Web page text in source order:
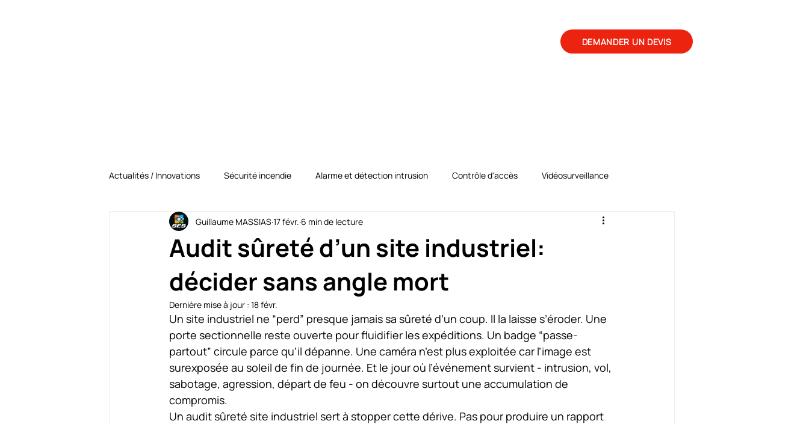
DEMANDER UN DEVIS
Actualités / Innovations Sécurité incendie Alarme et détection intrusion Contrôle d'accès Vidéosurveillance
Sécurité électronique SES Sécurité PPMS Maintenance
Audit sûreté d’un site industriel:
décider sans angle mort
Guillaume MASSIAS17 févr. 6 min de lecture
Dernière mise à jour : 18 févr.
Un site industriel ne “perd” presque jamais sa sûreté d’un coup. Il la laisse s’éroder. Une
porte sectionnelle reste ouverte pour fluidifier les expéditions. Un badge “passe-
partout” circule parce qu’il dépanne. Une caméra n’est plus exploitée car l’image est
surexposée au soleil de fin de journée. Et le jour où l’événement survient - intrusion, vol,
sabotage, agression, départ de feu - on découvre surtout une accumulation de
compromis.
Un audit sûreté site industriel sert à stopper cette dérive. Pas pour produire un rapport